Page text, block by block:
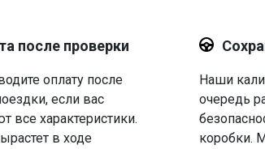
после проверки
оплату после
если вас
все характеристики.
в ходе
Наши
очередь
коробки.